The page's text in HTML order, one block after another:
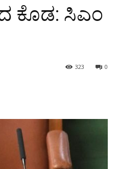
ಕೊಡ: ಸಿಎಂ
0
323